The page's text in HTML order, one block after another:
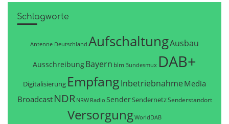
Schlagworte
Antenne Deutschland AufschaltungAusbau
AusschreibungBayern blm Bundesmux DAB+
Digitalisierung EmpfangInbetriebnahme Media
Broadcast NDR NRW Radio SenderSendernetzSenderstandort
VersorgungWorldDAB